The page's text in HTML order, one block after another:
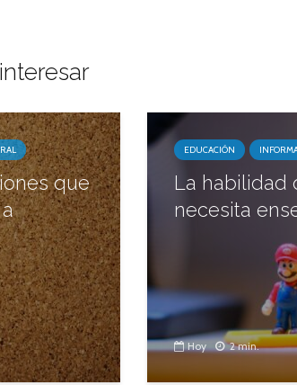
que
EDUCACIÓN
La habilidad
necesita
Hoy 2 min.